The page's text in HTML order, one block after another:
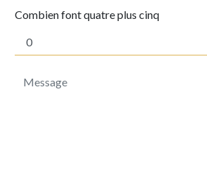
Combien font quatre plus cinq